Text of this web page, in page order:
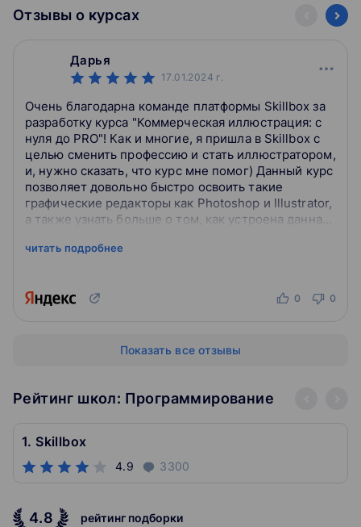
Отзывы о курсах
Дарья
17.01.2024 г.
Очень благодарна команде платформы Skillbox за
разработку курса "Коммерческая иллюстрация: с
нуля до PRO"! Как и многие, я пришла в Skillbox с
целью сменить профессию и стать иллюстратором,
и, нужно сказать, что курс мне помог) Данный курс
позволяет довольно быстро освоить такие
графические редакторы как Photoshop и Illustrator,
а также узнать больше о том, как устроена данная
читать подробнее
0 0
Показать все отзывы
Рейтинг школ: Программирование
1. Skillbox
4.9 3300
4.8 рейтинг подборки